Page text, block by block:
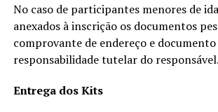
No caso de participantes menores de
anexados à inscrição os documentos
comprovante de endereço e
responsabilidade tutelar do responsável.
Entrega dos Kits